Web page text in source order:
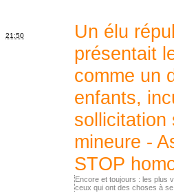
21:50
Un élu
présentait
comme un
enfants,
sollicitation
mineure -
STOP
Encore et toujours : les plus
ceux qui ont des choses à